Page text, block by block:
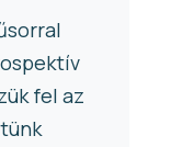
fel az